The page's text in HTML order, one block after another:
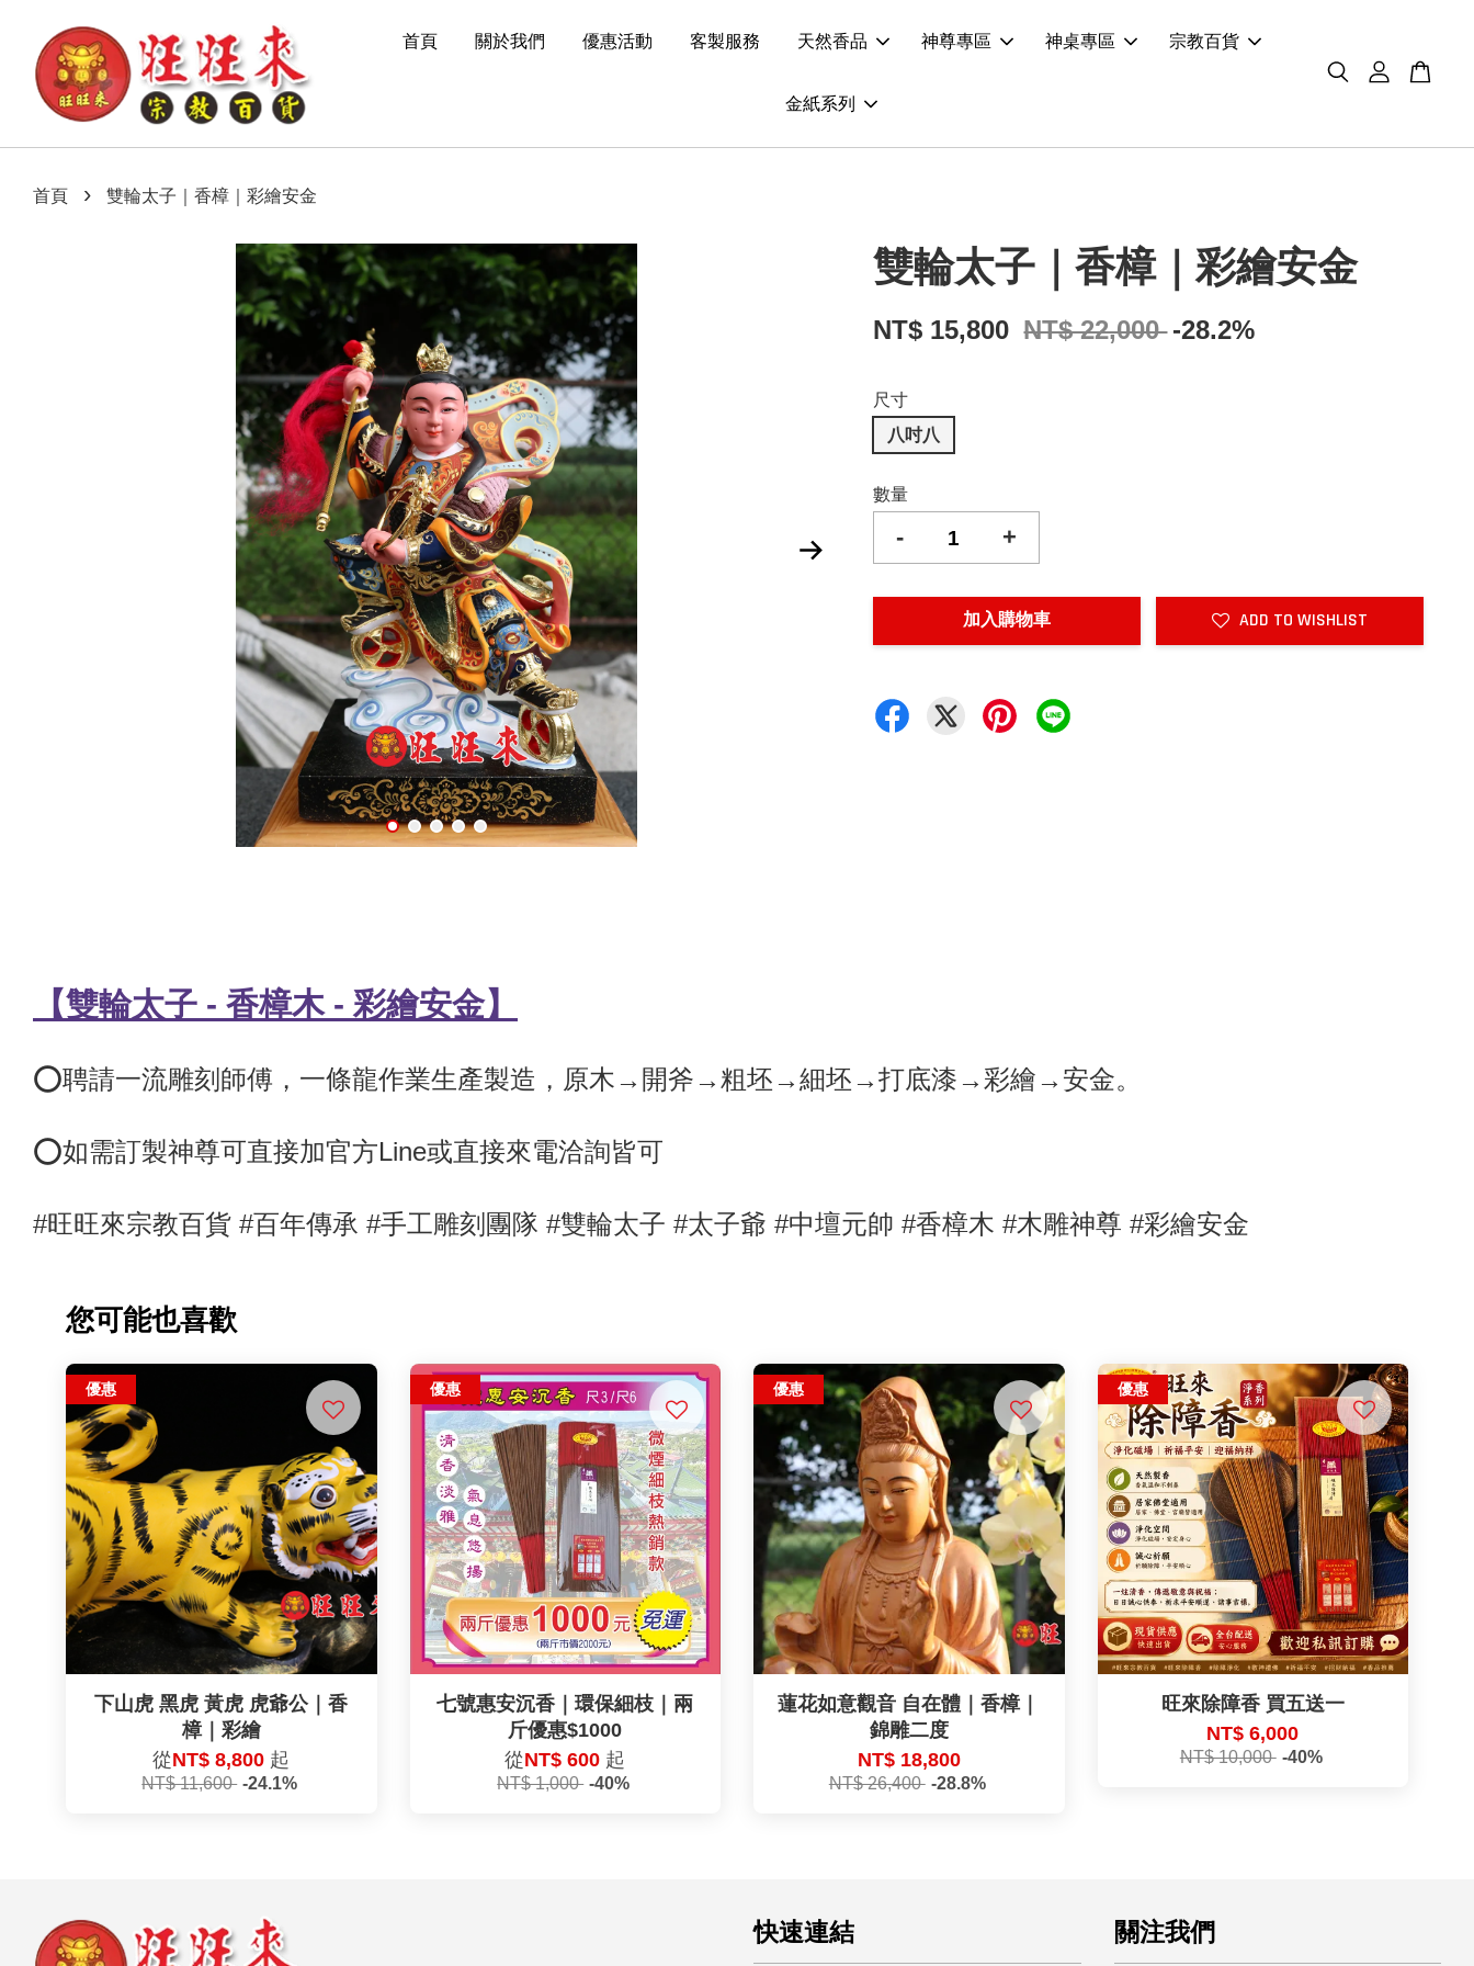
首頁 關於我們 優惠活動 客製服務 天然香品 神尊專區 神桌專區 宗教百貨
金紙系列
首頁 › 雙輪太子｜香樟｜彩繪安金
雙輪太子｜香樟｜彩繪安金
NT$ 15,800 NT$ 22,000 -28.2%
尺寸
八吋八
數量
- +
加入購物車 ADD TO WISHLIST
【雙輪太子 - 香樟木 - 彩繪安金】
⭕️聘請一流雕刻師傅， 一條龍作業生產製造，原木→開斧→粗坯→細坯→打底漆→彩繪→安金。
⭕如需訂製神尊可直接加官方Line或直接來電洽詢皆可
#旺旺來宗教百貨 #百年傳承 #手工雕刻團隊 #雙輪太子 #太子爺 #中壇元帥 #香樟木 #木雕神尊 #彩繪安金
您可能也喜歡
優惠
下山虎 黑虎 黃虎 虎爺公｜香
樟｜彩繪
從NT$ 8,800 起
NT$ 11,600 -24.1%
優惠
七號惠安沉香｜環保細枝｜兩
斤優惠$1000
從NT$ 600 起
NT$ 1,000 -40%
優惠
蓮花如意觀音 自在體｜香樟｜
錦雕二度
NT$ 18,800
NT$ 26,400 -28.8%
優惠
旺來除障香 買五送一
NT$ 6,000
NT$ 10,000 -40%
快速連結 關注我們